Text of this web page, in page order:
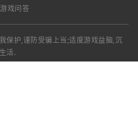
游戏问答
保护,谨防受骗上当;适度游戏益脑,沉
活.